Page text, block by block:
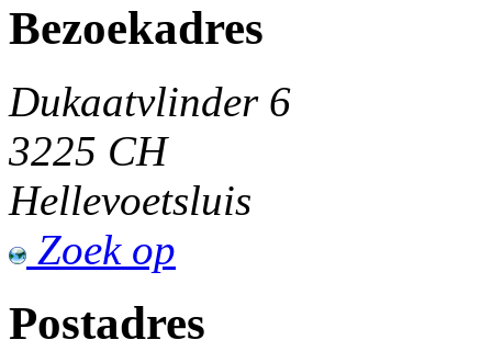
Bezoekadres
Dukaatvlinder 6
3225 CH
Hellevoetsluis
Zoek op
Postadres